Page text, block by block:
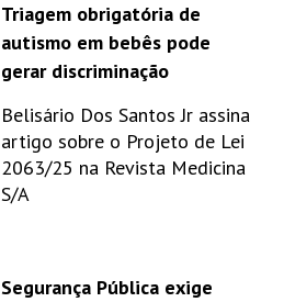
Triagem obrigatória de
autismo em bebês pode
gerar discriminação
Belisário Dos Santos Jr assina
artigo sobre o Projeto de Lei
2063/25 na Revista Medicina
S/A
Segurança Pública exige